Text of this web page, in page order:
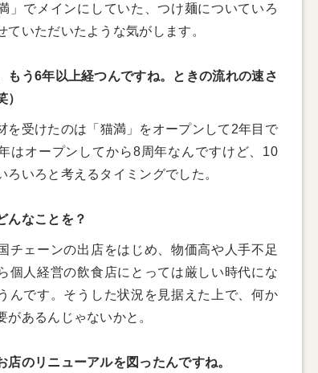
」でメインにしていた、つけ麺についていろ
ていただいたような気がします。
う6年以上経つんですね。ときの流れの速さ
）
を受けたのは「猫満」をオープンして2年目で
はオープンしてから8周年なんですけど、10
ろいろと考えるタイミングでした。
なことを？
チェーンの出店をはじめ、物価高や人手不足
個人経営の飲食店にとっては厳しい時代にな
んです。そうした状況を見据えた上で、何か
があるんじゃないかと。
のリニューアルを図ったんですね。